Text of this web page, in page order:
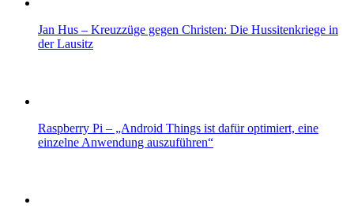
Jan Hus – Kreuzzüge gegen Christen: Die Hussitenkriege in
der Lausitz
Raspberry Pi – „Android Things ist dafür optimiert, eine
einzelne Anwendung auszuführen“